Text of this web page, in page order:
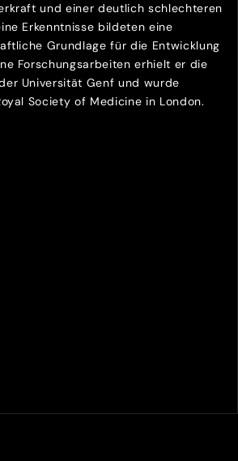
und einer deutlich schlechteren
Erkenntnisse bildeten eine
Grundlage für die Entwicklung
Forschungsarbeiten erhielt er die
Universität Genf und wurde
Society of Medicine in London.